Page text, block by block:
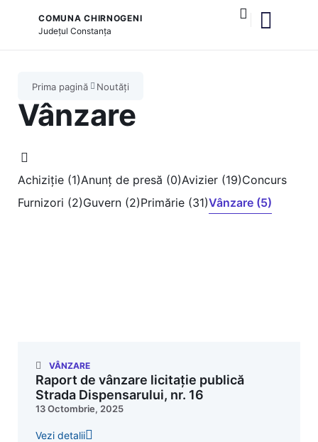
COMUNA CHIRNOGENI
JudețulConstanța
Prima pagină Noutăți
Vânzare
Achiziție (1)Anunț de presă (0)Avizier (19)Concurs
Furnizori (2)Guvern (2)Primărie (31)Vânzare (5)
VÂNZARE
Raport de vânzare licitație publică
Strada Dispensarului, nr. 16
13 Octombrie, 2025
Vezi detalii